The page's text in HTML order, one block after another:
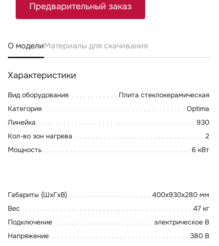
Предварительный заказ
О моделиМатериалы для скачивания
Характеристики
Вид оборудования
Плита стеклокерамическая
Категория
Optima
Линейка
930
Кол-во зон нагрева
2
Мощность
6 кВт
Габариты (ШхГхВ)
400x930x280 мм
Вес
47 кг
Подключение
электрическое В
Напряжение
380 В